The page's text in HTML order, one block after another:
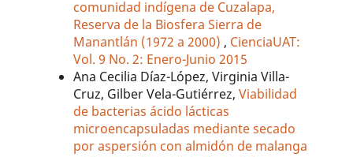
comunidad indígena de Cuzalapa,
Reserva de la Biosfera Sierra de
Manantlán (1972 a 2000) , CienciaUAT:
Vol. 9 No. 2: Enero-Junio 2015
Ana Cecilia Díaz-López, Virginia Villa-
Cruz, Gilber Vela-Gutiérrez,Viabilidad
de bacterias ácido lácticas
microencapsuladas mediante secado
por aspersión con almidón de malanga